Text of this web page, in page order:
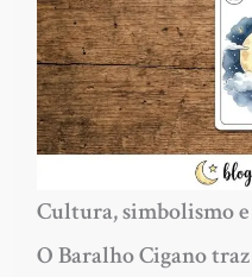
Cultura, simbolismo
O Baralho Cigano